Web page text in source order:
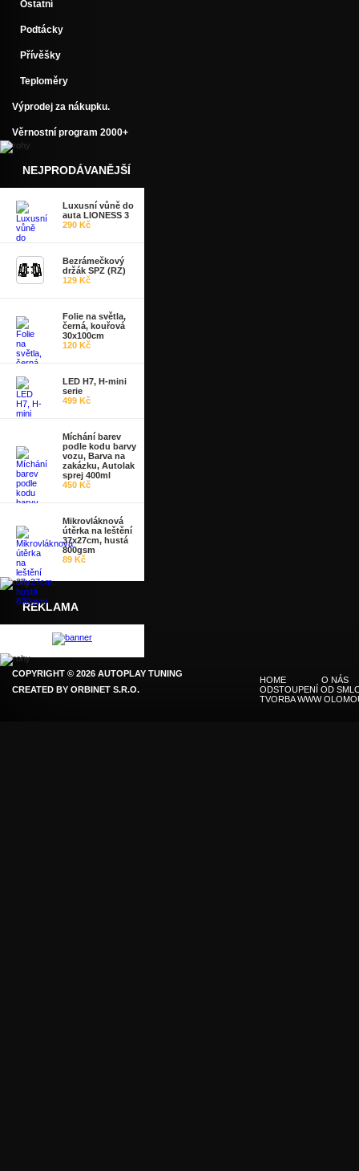
Ostatní
Podtácky
Přívěšky
Teploměry
Výprodej za nákupku.
Věrnostní program 2000+
NEJPRODÁVANĚJŠÍ
Luxusní vůně do
auta LIONESS 3
290 Kč
Bezrámečkový
držák SPZ (RZ)
129 Kč
Folie na světla,
černá, kouřová
30x100cm
120 Kč
LED H7, H-mini
serie
499 Kč
Míchání barev
podle kodu barvy
vozu, Barva na
zakázku, Autolak
sprej 400ml
450 Kč
Mikrovláknová
útěrka na leštění
37x27cm, hustá
800gsm
89 Kč
REKLAMA
COPYRIGHT © 2026 AUTOPLAY TUNING
CREATED BY ORBINET S.R.O.
HOME
O NÁS
ODSTOUPENÍ OD
TVORBA WWW